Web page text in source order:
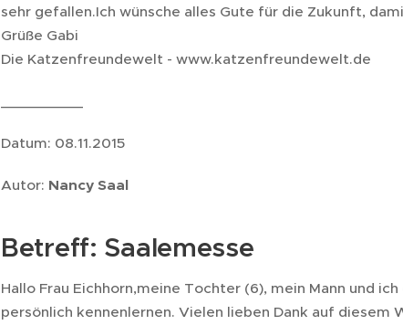
sehr gefallen.Ich wünsche alles Gute für die Zukunft,
Grüße Gabi
Die Katzenfreundewelt - www.katzenfreundewelt.de
Datum: 08.11.2015
Autor: Nancy Saal
Betreff: Saalemesse
Hallo Frau Eichhorn,meine Tochter (6), mein Mann und
persönlich kennenlernen. Vielen lieben Dank auf diesem